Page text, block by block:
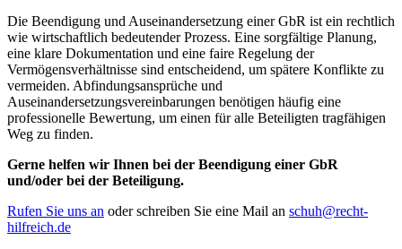
Die Beendigung und Auseinandersetzung einer GbR ist ein rechtlich
wie wirtschaftlich bedeutender Prozess. Eine sorgfältige Planung,
eine klare Dokumentation und eine faire Regelung der
Vermögensverhältnisse sind entscheidend, um spätere Konflikte zu
vermeiden. Abfindungsansprüche und
Auseinandersetzungsvereinbarungen benötigen häufig eine
professionelle Bewertung, um einen für alle Beteiligten tragfähigen
Weg zu finden.
Gerne helfen wir Ihnen bei der Beendigung einer GbR
und/oder bei der Beteiligung.
Rufen Sie uns an oder schreiben Sie eine Mail an schuh@recht-
hilfreich.de